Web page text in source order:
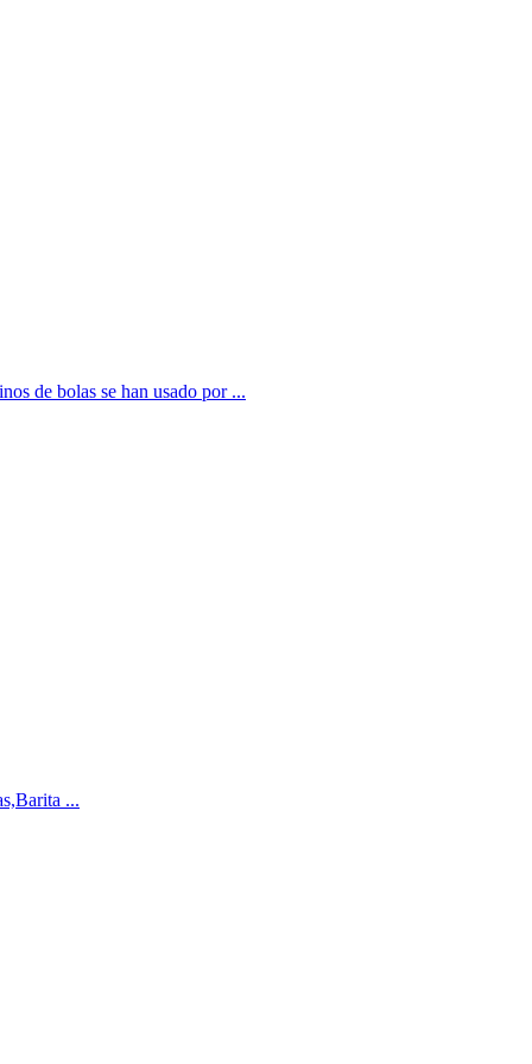
de bolas se han usado por ...
...